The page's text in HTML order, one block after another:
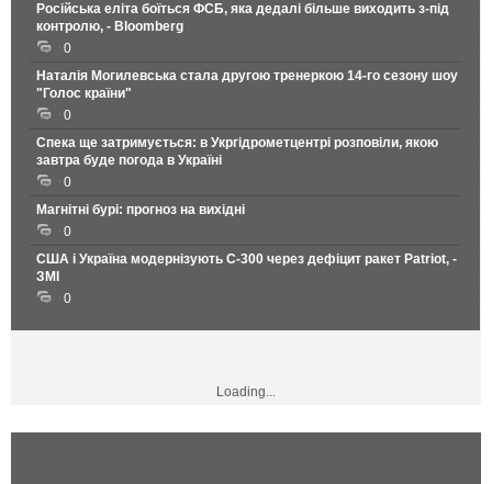
Російська еліта боїться ФСБ, яка дедалі більше виходить з-під
контролю, - Bloomberg
0
Наталія Могилевська стала другою тренеркою 14-го сезону шоу
"Голос країни"
0
Спека ще затримується: в Укргідрометцентрі розповіли, якою
завтра буде погода в Україні
0
Магнітні бурі: прогноз на вихідні
0
США і Україна модернізують С-300 через дефіцит ракет Patriot, -
ЗМІ
0
Loading...